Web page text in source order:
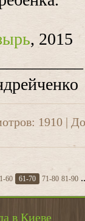
, 2015
1910
60 61-70 71-80 81-90
в Киеве